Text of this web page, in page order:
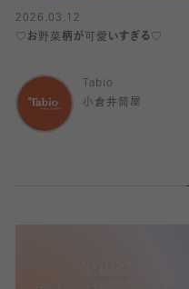
2026.03.12
♡お野菜柄が可愛いすぎる♡
Tabio
小倉井筒屋